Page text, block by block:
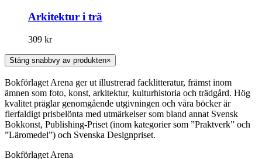
Arkitektur i trä
309 kr
Stäng snabbvy av produkten×
Bokförlaget Arena ger ut illustrerad facklitteratur, främst inom
ämnen som foto, konst, arkitektur, kulturhistoria och trädgård. Hög
kvalitet präglar genomgående utgivningen och våra böcker är
flerfaldigt prisbelönta med utmärkelser som bland annat Svensk
Bokkonst, Publishing-Priset (inom kategorier som ”Praktverk” och
”Läromedel”) och Svenska Designpriset.
Bokförlaget Arena